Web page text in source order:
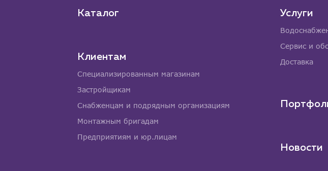
Каталог
Клиентам
Специализированным магазинам
Застройщикам
Снабженцам и подрядным организациям
Монтажным бригадам
Предприятиям и юр.лицам
Услуги
Сервис и
Доставка
Новости